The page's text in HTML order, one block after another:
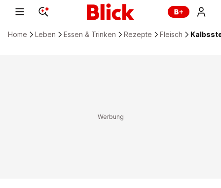
Home Leben Essen & Trinken Rezepte Fleisch